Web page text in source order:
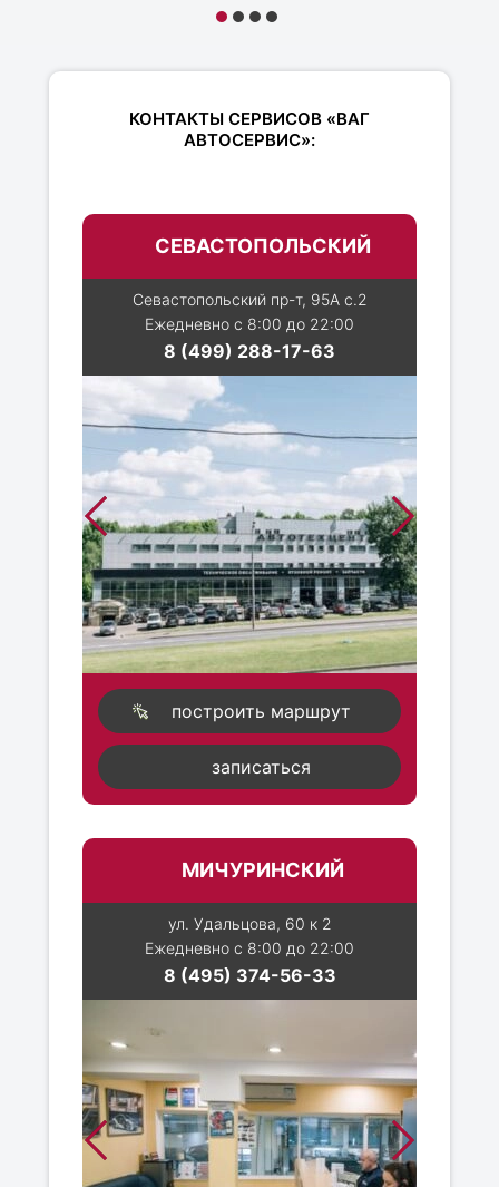
КОНТАКТЫ СЕРВИСОВ «ВАГ
АВТОСЕРВИС»:
СЕВАСТОПОЛЬСКИЙ
Севастопольский пр-т, 95А с.2
Ежедневно с 8:00 до 22:00
8 (499) 288-17-63
построить маршрут
записаться
МИЧУРИНСКИЙ
ул. Удальцова, 60 к 2
Ежедневно с 8:00 до 22:00
8 (495) 374-56-33